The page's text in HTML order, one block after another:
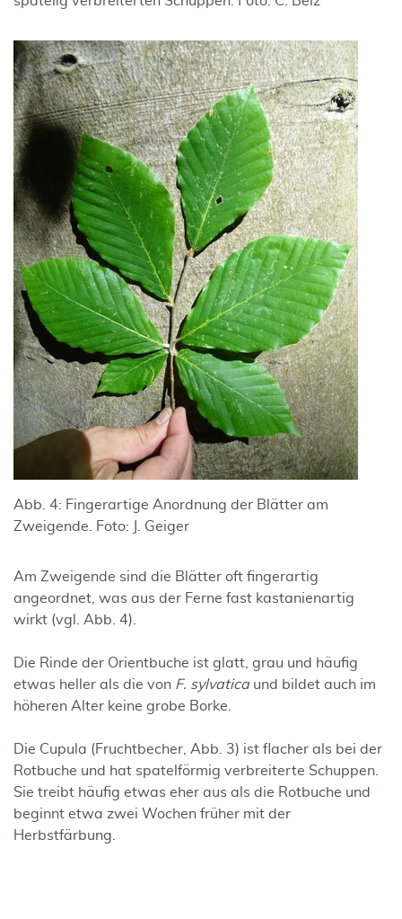
Abb. 4: Fingerartige Anordnung der Blätter am
Zweigende. Foto: J. Geiger
Am Zweigende sind die Blätter oft fingerartig
angeordnet, was aus der Ferne fast kastanienartig
wirkt (vgl. Abb. 4).
Die Rinde der Orientbuche ist glatt, grau und häufig
etwas heller als die von F. sylvaticaund bildet auch im
höheren Alter keine grobe Borke.
Die Cupula (Fruchtbecher, Abb. 3) ist flacher als bei der
Rotbuche und hat spatelförmig verbreiterte Schuppen.
Sie treibt häufig etwas eher aus als die Rotbuche und
beginnt etwa zwei Wochen früher mit der
Herbstfärbung.